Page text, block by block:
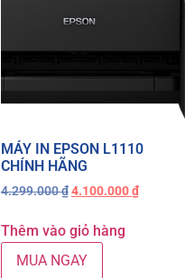
MÁY IN EPSON L1110
CHÍNH HÃNG
4.299.000₫4.100.000₫
Thêm vào giỏ hàng
MUA NGAY